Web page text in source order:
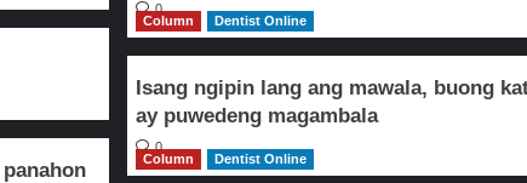
0
Column
Dentist Online
Isang ngipin lang ang mawala, buong
ay puwedeng magambala
0
Column
Dentist Online